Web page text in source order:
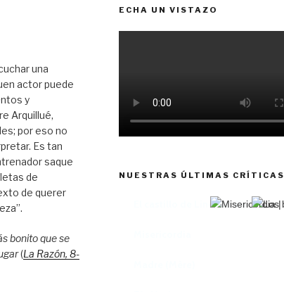
una
actor puede
y
Arquillué,
por eso no
Es tan
saque
de
de querer
bonito que se
(La Razón, 8-
ECHA UN VISTAZO
NUESTRAS ÚLTIMAS CRÍTICAS
El castillo de Lindabridis